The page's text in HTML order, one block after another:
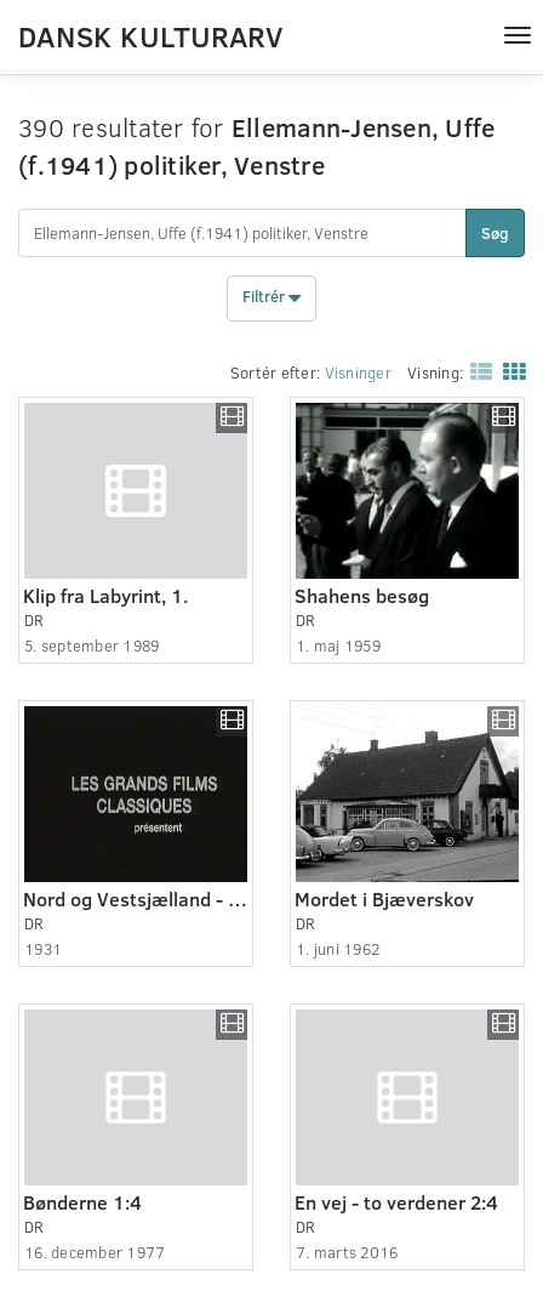
DANSK KULTURARV
390 resultater for Ellemann-Jensen, Uffe
(f.1941) politiker, Venstre
Søg
Filtrér
Sortér efter: Visninger Visning:
Klip fra Labyrint, 1.
DR
5. september 1989
Shahens besøg
DR
1. maj 1959
Nord og Vestsjælland - Lyngby og Tårbæk 1931 - 1941
DR
1931
Mordet i Bjæverskov
DR
1. juni 1962
Bønderne 1:4
DR
16. december 1977
En vej - to verdener 2:4
DR
7. marts 2016